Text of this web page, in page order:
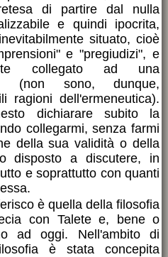
di partire dal nulla
e quindi ipocrita,
situato, cioè
e "pregiudizi", e
collegato ad una
(non sono, dunque,
ragioni dell'ermeneutica).
dichiarare subito la
collegarmi, senza farmi
della sua validità o della
disposto a discutere, in
e soprattutto con quanti
è quella della filosofia
con Talete e, bene o
ad oggi. Nell'ambito di
è stata concepita